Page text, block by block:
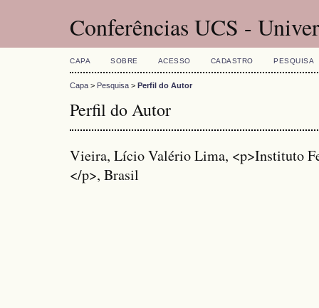
Conferências UCS -
CAPA SOBRE ACESSO CADASTRO PESQUISA
Capa > Pesquisa > Perfil do Autor
Perfil do Autor
Vieira, Lício Valério Lima, <p>Instituto
</p>, Brasil